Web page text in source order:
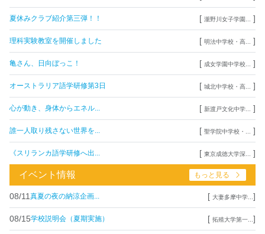
夏休みクラブ紹介第三弾！！ [ 瀧野川女子学園... ]
理科実験教室を開催しました [ 明法中学校・高... ]
亀さん、日向ぼっこ！ [ 成女学園中学校... ]
オーストラリア語学研修第3日 [ 城北中学校・高... ]
心が動き、身体からエネル... [ 新渡戸文化中学... ]
誰一人取り残さない世界を... [ 聖学院中学校・... ]
《スリランカ語学研修へ出... [ 東京成徳大学深... ]
イベント情報 もっと見る
08/11 真夏の夜の納涼企画... [ 大妻多摩中学... ]
08/15学校説明会（夏期実施） [ 拓殖大学第一... ]